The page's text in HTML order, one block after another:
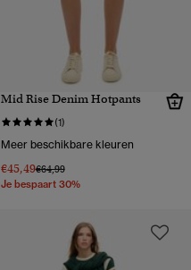
Mid Rise Denim Hotpants
(1)
Meer beschikbare kleuren
€45,49Prijs verlaagd van
€64,99naar
Je bespaart 30%